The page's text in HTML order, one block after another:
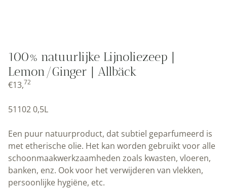
100% natuurlijke Lijnoliezeep |
Lemon/Ginger | Allbäck
€13,72
51102 0,5L
Een puur natuurproduct, dat subtiel geparfumeerd is
met etherische olie. Het kan worden gebruikt voor alle
schoonmaakwerkzaamheden zoals kwasten, vloeren,
banken, enz. Ook voor het verwijderen van vlekken,
persoonlijke hygiëne, etc.